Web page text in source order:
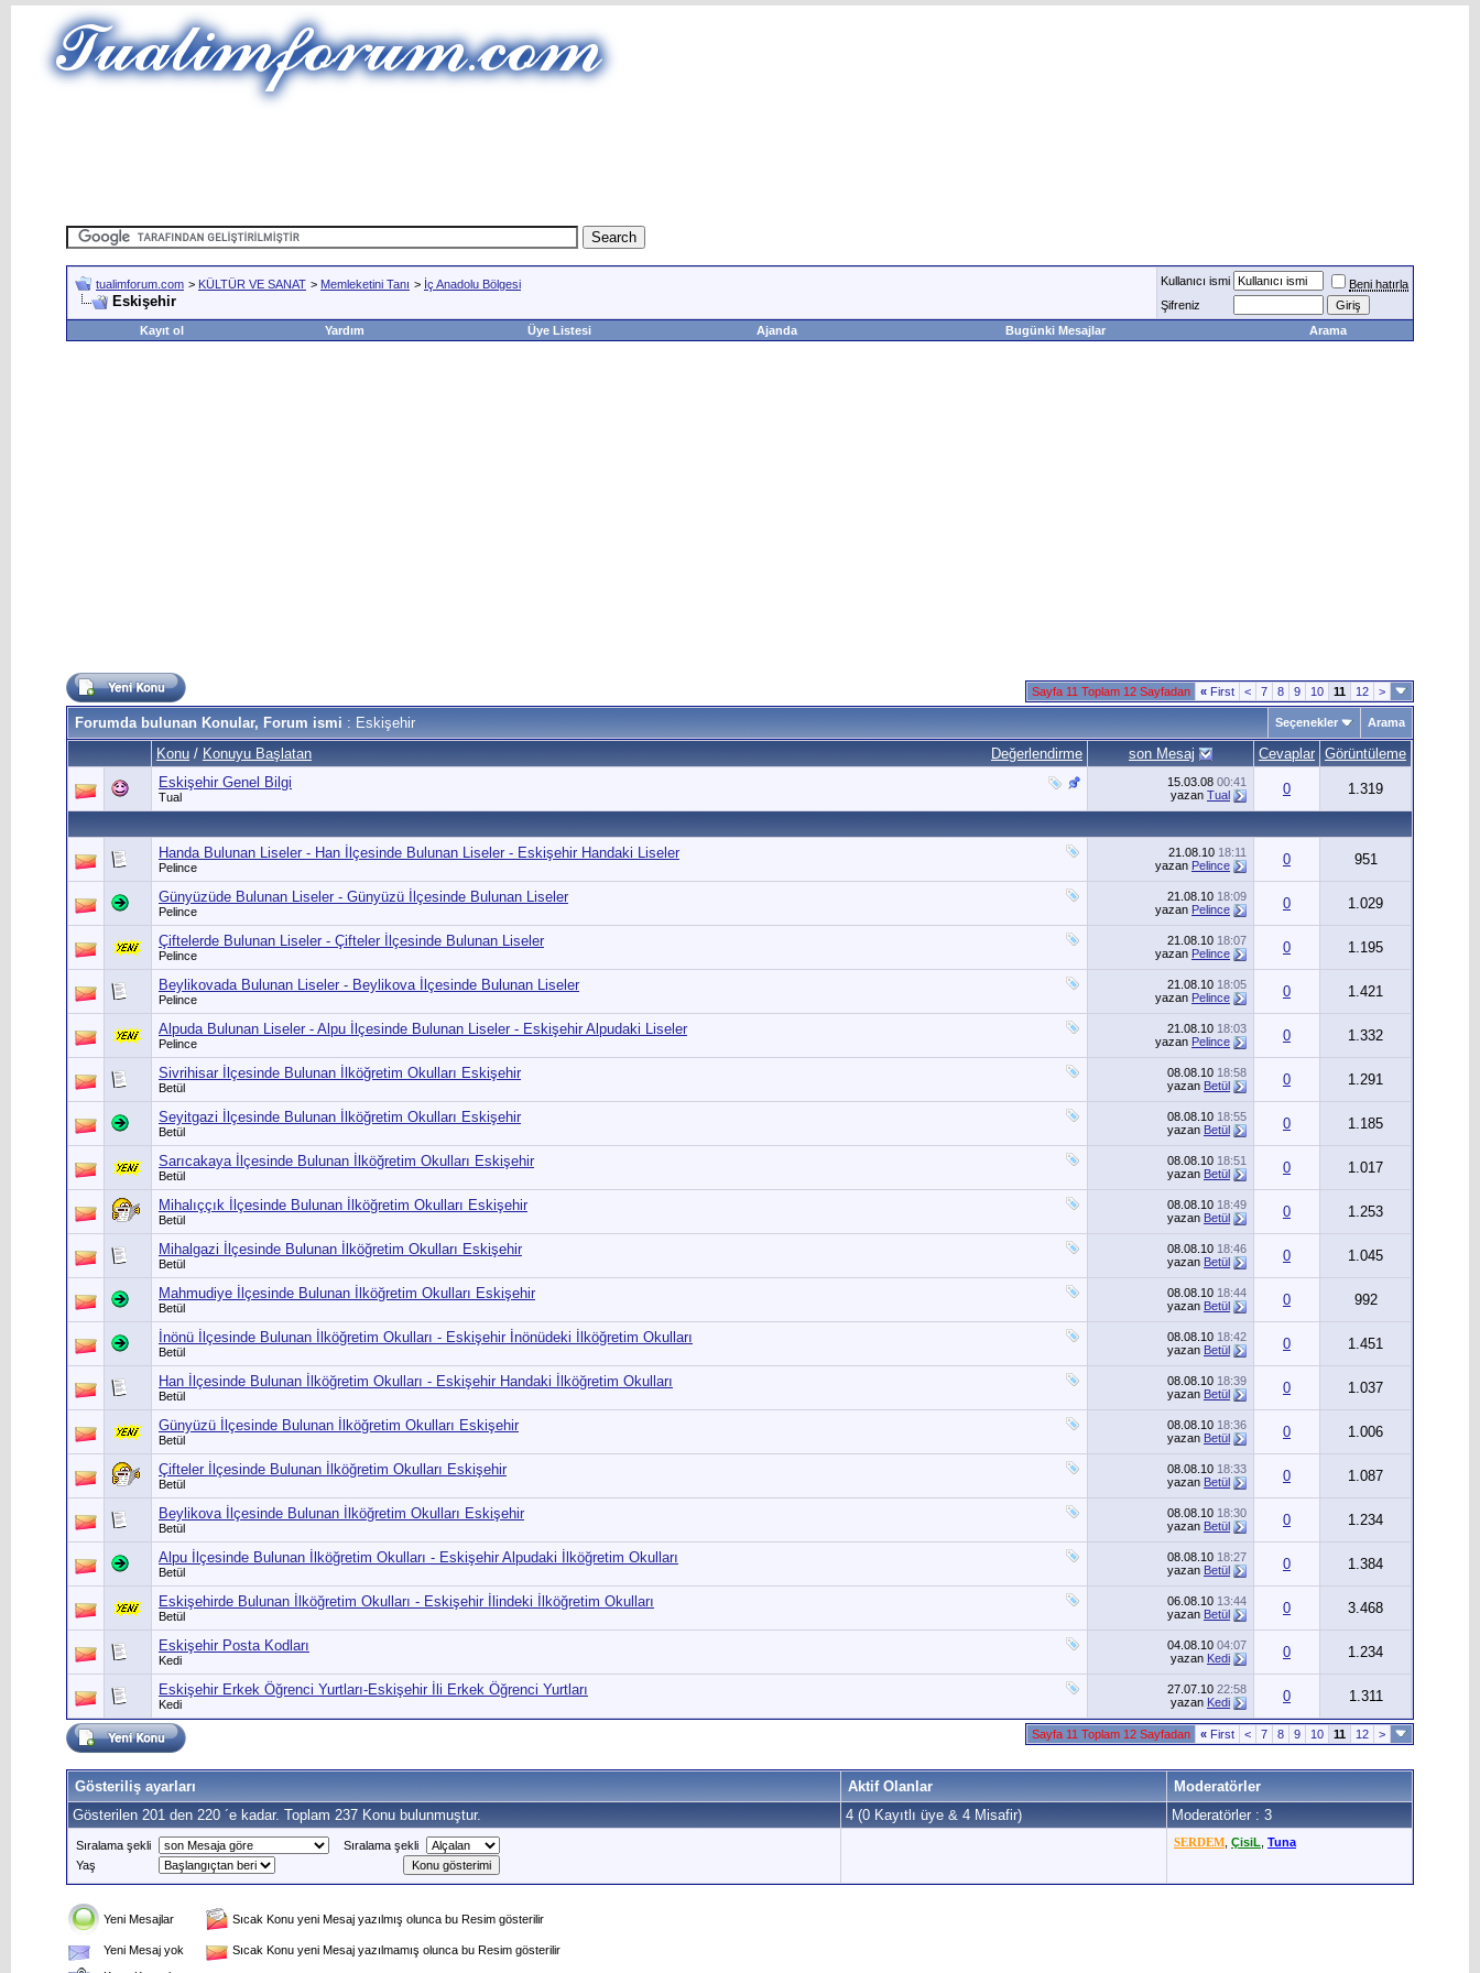
tualimforum.com > KÜLTÜR VE SANAT > Memleketini Tanı > İç Anadolu Bölgesi
Eskişehir
Kullanıcı ismi
Beni hatırla
Şifreniz
Kayıt ol
Yardım Üye Listesi Ajanda Bugünki Mesajlar Arama
Sayfa 11 Toplam 12 Sayfadan « First < 7 8 9 10 11 12 >
Forumda bulunan Konular, Forum ismi : Eskişehir Seçenekler Arama
Değerlendirme
Konu / Konuyu Başlatan son Mesaj Cevaplar Görüntüleme
Eskişehir Genel Bilgi
Tual
15.03.08 00:41
yazan Tual 0 1.319
Handa Bulunan Liseler - Han İlçesinde Bulunan Liseler - Eskişehir Handaki Liseler
Pelince
21.08.10 18:11
yazan Pelince 0 951
Günyüzüde Bulunan Liseler - Günyüzü İlçesinde Bulunan Liseler
Pelince
21.08.10 18:09
yazan Pelince 0 1.029
Çiftelerde Bulunan Liseler - Çifteler İlçesinde Bulunan Liseler
Pelince
21.08.10 18:07
yazan Pelince 0 1.195
Beylikovada Bulunan Liseler - Beylikova İlçesinde Bulunan Liseler
Pelince
21.08.10 18:05
yazan Pelince 0 1.421
Alpuda Bulunan Liseler - Alpu İlçesinde Bulunan Liseler - Eskişehir Alpudaki Liseler
Pelince
21.08.10 18:03
yazan Pelince 0 1.332
Sivrihisar İlçesinde Bulunan İlköğretim Okulları Eskişehir
Betül
08.08.10 18:58
yazan Betül 0 1.291
Seyitgazi İlçesinde Bulunan İlköğretim Okulları Eskişehir
Betül
08.08.10 18:55
yazan Betül 0 1.185
Sarıcakaya İlçesinde Bulunan İlköğretim Okulları Eskişehir
Betül
08.08.10 18:51
yazan Betül 0 1.017
Mihalıççık İlçesinde Bulunan İlköğretim Okulları Eskişehir
Betül
08.08.10 18:49
yazan Betül 0 1.253
Mihalgazi İlçesinde Bulunan İlköğretim Okulları Eskişehir
Betül
08.08.10 18:46
yazan Betül 0 1.045
Mahmudiye İlçesinde Bulunan İlköğretim Okulları Eskişehir
Betül
08.08.10 18:44
yazan Betül 0 992
İnönü İlçesinde Bulunan İlköğretim Okulları - Eskişehir İnönüdeki İlköğretim Okulları
Betül
08.08.10 18:42
yazan Betül 0 1.451
Han İlçesinde Bulunan İlköğretim Okulları - Eskişehir Handaki İlköğretim Okulları
Betül
08.08.10 18:39
yazan Betül 0 1.037
Günyüzü İlçesinde Bulunan İlköğretim Okulları Eskişehir
Betül
08.08.10 18:36
yazan Betül 0 1.006
Çifteler İlçesinde Bulunan İlköğretim Okulları Eskişehir
Betül
08.08.10 18:33
yazan Betül 0 1.087
Beylikova İlçesinde Bulunan İlköğretim Okulları Eskişehir
Betül
08.08.10 18:30
yazan Betül 0 1.234
Alpu İlçesinde Bulunan İlköğretim Okulları - Eskişehir Alpudaki İlköğretim Okulları
Betül
08.08.10 18:27
yazan Betül 0 1.384
Eskişehirde Bulunan İlköğretim Okulları - Eskişehir İlindeki İlköğretim Okulları
Betül
06.08.10 13:44
yazan Betül 0 3.468
Eskişehir Posta Kodları
Kedi
04.08.10 04:07
yazan Kedi 0 1.234
Eskişehir Erkek Öğrenci Yurtları-Eskişehir İli Erkek Öğrenci Yurtları
Kedi
27.07.10 22:58
yazan Kedi 0 1.311
Sayfa 11 Toplam 12 Sayfadan « First < 7 8 9 10 11 12 >
Gösteriliş ayarları Aktif Olanlar
Moderatörler
Gösterilen 201 den 220 ´e kadar. Toplam 237 Konu bulunmuştur.
4 (0 Kayıtlı üye & 4 Misafir) Moderatörler : 3
Sıralama şekli
Sıralama şekli
Yaş
SERDEM ÇisiL Tuna
Yeni Mesajlar Sıcak Konu yeni Mesaj yazılmış olunca bu Resim gösterilir
Yeni Mesaj yok
Sıcak Konu yeni Mesaj yazılmamış olunca bu Resim gösterilir